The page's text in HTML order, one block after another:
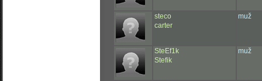
steco
carter
muž
SteEf1k
Stefik
muž